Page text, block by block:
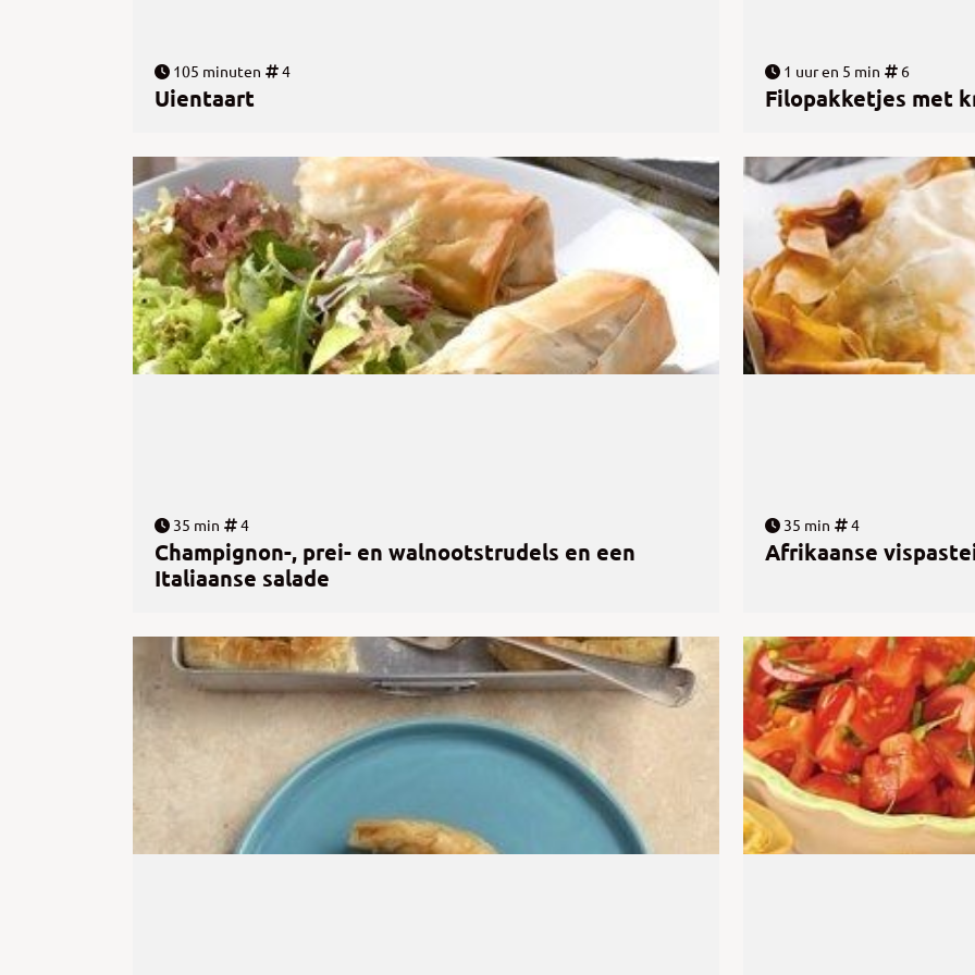
105 minuten 4
Uientaart
1 uur en 5 min 6
Filopakketjes met
35 min 4
Champignon-, prei- en walnootstrudels en een
Italiaanse salade
35 min 4
Afrikaanse